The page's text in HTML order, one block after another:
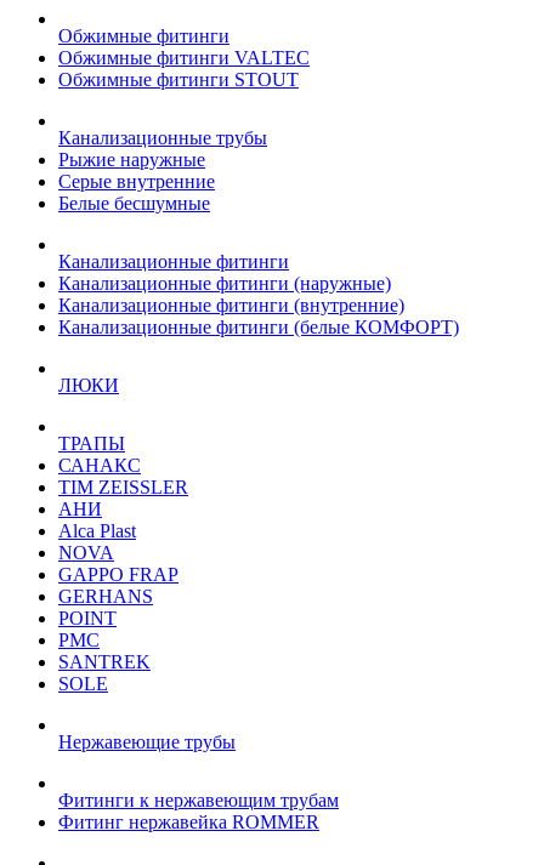
Обжимные фитинги
Обжимные фитинги VALTEC
Обжимные фитинги STOUT
Канализационные трубы
Рыжие наружные
Серые внутренние
Белые бесшумные
Канализационные фитинги
Канализационные фитинги (наружные)
Канализационные фитинги (внутренние)
Канализационные фитинги (белые КОМФОРТ)
ЛЮКИ
ТРАПЫ
САНАКС
TIM ZEISSLER
АНИ
Alca Plast
NOVA
GAPPO FRAP
GERHANS
POINT
РМС
SANTREK
SOLE
Нержавеющие трубы
Фитинги к нержавеющим трубам
Фитинг нержавейка ROMMER